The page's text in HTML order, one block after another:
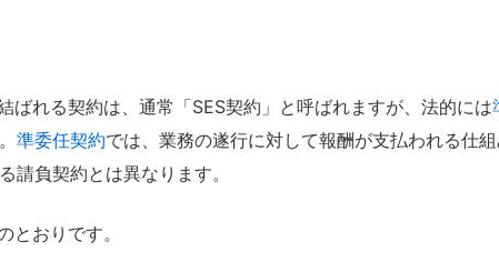
ばれる契約は、通常「SES契約」と呼ばれますが、法的には
準委任契約では、業務の遂行に対して報酬が支払われる仕
請負契約とは異なります。
とおりです。